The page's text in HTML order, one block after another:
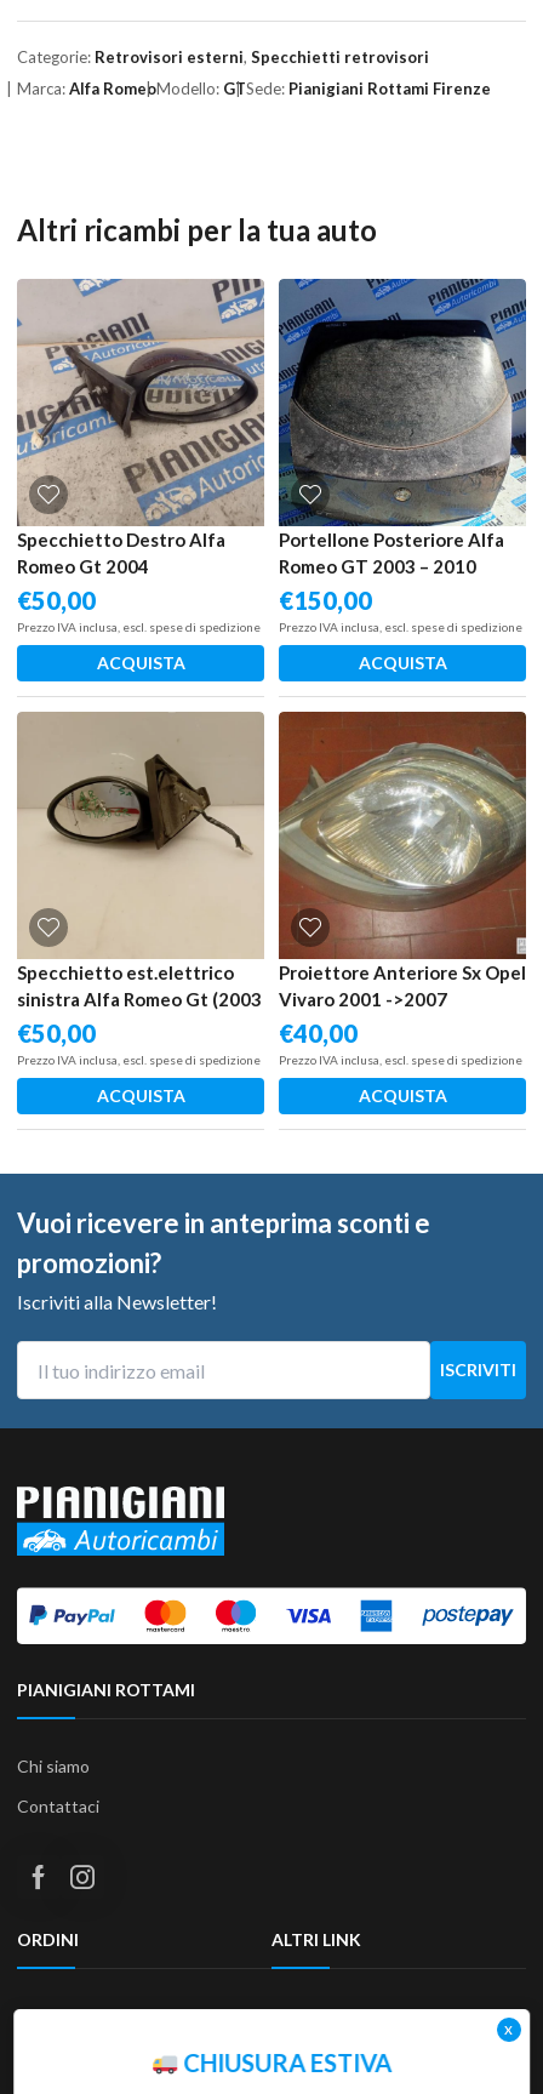
Categorie: Retrovisori esterni, Specchietti retrovisori
Marca:Alfa RomeoModello: GTSede: Pianigiani Rottami Firenze
Altri ricambi per la tua auto
Specchietto Destro Alfa
Romeo Gt 2004
€50,00
Prezzo IVA inclusa, escl. spese di spedizione
ACQUISTA
Portellone Posteriore Alfa
Romeo GT 2003 – 2010
€150,00
Prezzo IVA inclusa, escl. spese di spedizione
ACQUISTA
Specchietto est.elettrico
sinistra Alfa Romeo Gt (2003
– 2011) 1.9 110 KW diesel
156093440 937A5000
€50,00
Prezzo IVA inclusa, escl. spese di spedizione
ACQUISTA
Proiettore Anteriore Sx Opel
Vivaro 2001 ->2007
€40,00
Prezzo IVA inclusa, escl. spese di spedizione
ACQUISTA
Vuoi ricevere in anteprima sconti e
promozioni?
Iscriviti alla Newsletter!
PIANIGIANI ROTTAMI
Chi siamo
Contattaci
ORDINI
Termini e condizioni
ALTRI LINK
Privacy Policy
Accessibilità
CHIUSURA ESTIVA